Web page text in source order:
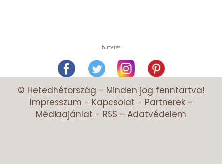
hirdetés
© Hetedhétország - Minden jog fenntartva!
Impresszum - Kapcsolat - Partnerek-
Médiaajánlat - RSS - Adatvédelem